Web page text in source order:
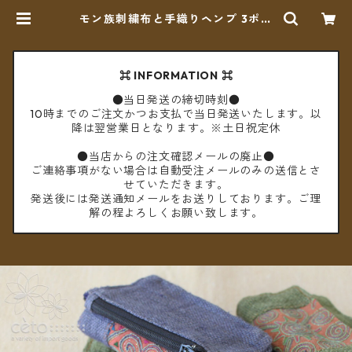
モン族刺繍布と手織りヘンプ 3ポケ
⌘ INFORMATION ⌘
●当日発送の締切時刻●
10時までのご注文かつお支払で当日発送いたします。以
降は翌営業日となります。※土日祝定休
●当店からの注文確認メールの廃止●
ご連絡事項がない場合は自動受注メールのみの送信とさ
せていただきます。
発送後には発送通知メールをお送りしております。ご理
解の程よろしくお願い致します。